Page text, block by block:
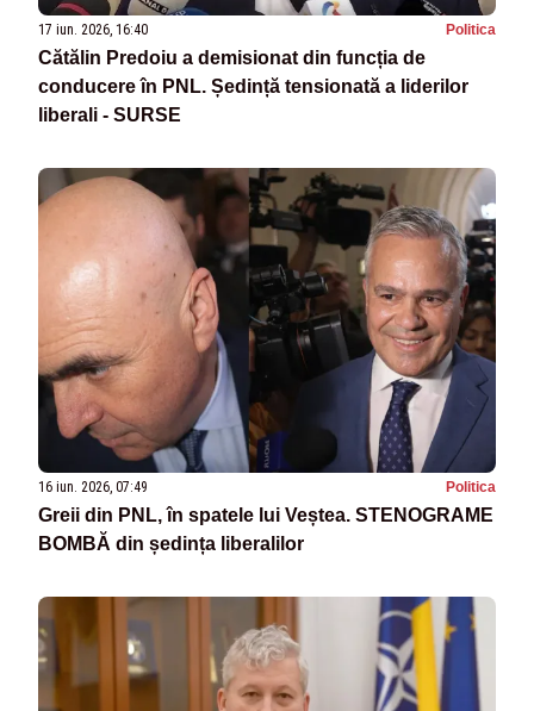
17 iun. 2026, 16:40 Politica
Cătălin Predoiu a demisionat din funcția de
conducere în PNL. Ședință tensionată a liderilor
liberali - SURSE
16 iun. 2026, 07:49 Politica
Greii din PNL, în spatele lui Veștea. STENOGRAME
BOMBĂ din ședința liberalilor